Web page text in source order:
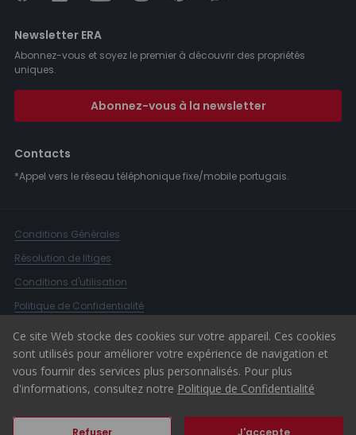
Newsletter ERA
Abonnez-vous et soyez le premier à découvrir des propriétés
uniques.
Abonnez-vous à la newsletter
Contacts
*Appel vers le réseau téléphonique fixe/mobile portugais.
Conditions Générales
Résolution de litiges
Conditions d'utilisation
Politique de Confidentialité
Livre de Réclamations
Canal d'alerte
© 2026 ERA Portugal
Ce site Web stocke des cookies sur votre appareil. Ces cookies
sont utilisés pour améliorer votre expérience de navigation et
vous fournir des services plus personnalisés. Pour plus
d'informations, consultez notre Politique de Confidentialité
Refuser J'accepte